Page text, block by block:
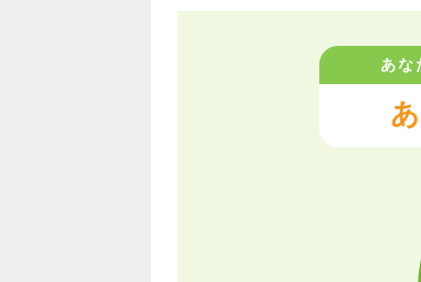
あな